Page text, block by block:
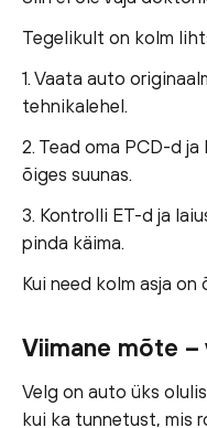
Tegelikult on kolm
1. Vaata auto
tehnikalehel.
2. Tead oma PCD-d
õiges suunas.
3. Kontrolli ET-d ja
pinda käima.
Kui need kolm asja
Viimane mõte
Velg on auto üks
kui ka tunnetust, mis